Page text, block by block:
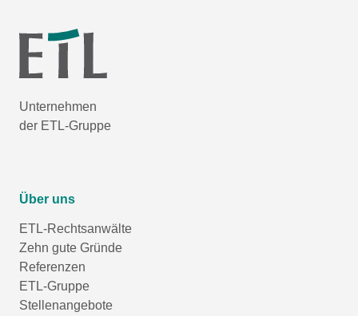
Unternehmen
der ETL-Gruppe
Über uns
ETL-Rechtsanwälte
Zehn gute Gründe
Referenzen
ETL-Gruppe
Stellenangebote